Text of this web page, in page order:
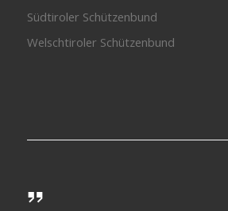
Südtiroler Schützenbund
Welschtiroler Schützenbund